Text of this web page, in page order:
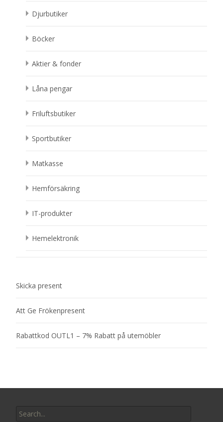
Djurbutiker
Böcker
Aktier & fonder
Låna pengar
Friluftsbutiker
Sportbutiker
Matkasse
Hemförsäkring
IT-produkter
Hemelektronik
Skicka present
Att Ge Frökenpresent
Rabattkod OUTL1 – 7% Rabatt på utemöbler
for: